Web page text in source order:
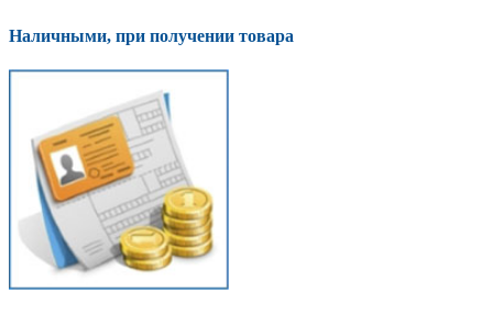
Наличными, при получении товара